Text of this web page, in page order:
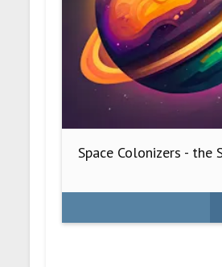
Space Colonizers - the